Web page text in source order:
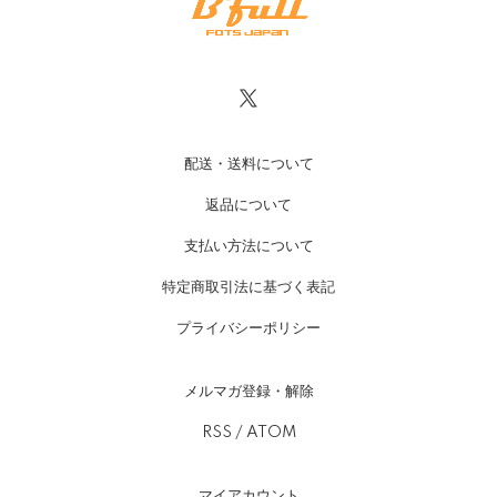
配送・送料について
返品について
支払い方法について
特定商取引法に基づく表記
プライバシーポリシー
メルマガ登録・解除
RSS / ATOM